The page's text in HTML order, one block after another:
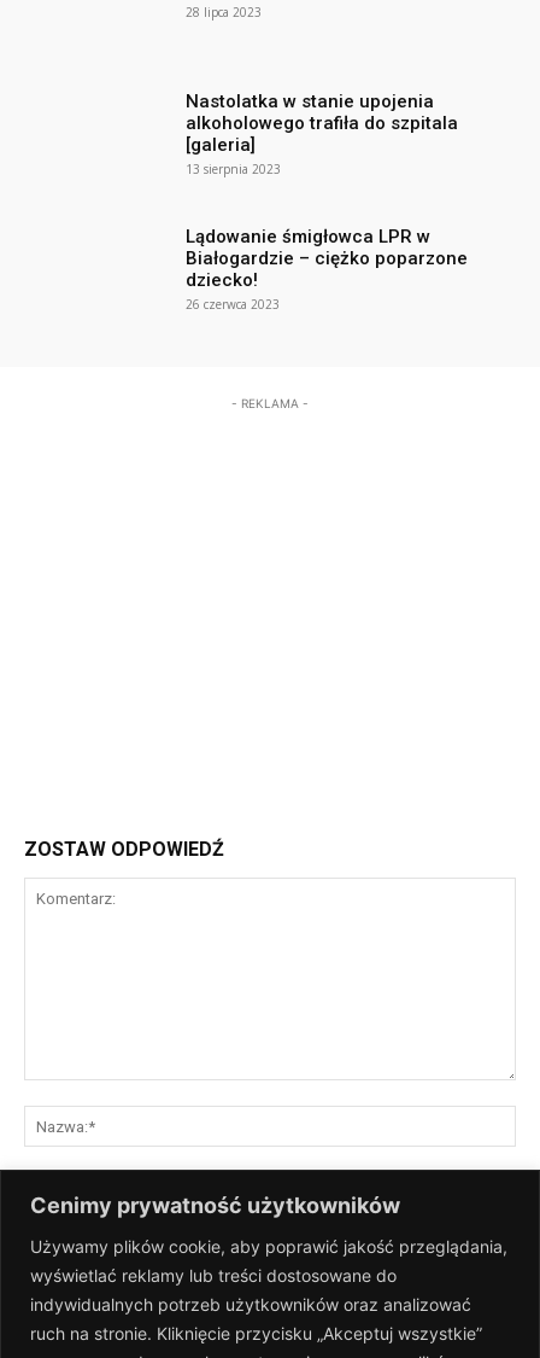
Cenimy prywatność użytkowników
Używamy plików cookie, aby poprawić jakość przeglądania,
wyświetlać reklamy lub treści dostosowane do
indywidualnych potrzeb użytkowników oraz analizować
ruch na stronie. Kliknięcie przycisku „Akceptuj wszystkie”
28 lipca 2023
Nastolatka w stanie upojenia
alkoholowego trafiła do szpitala
[galeria]
13 sierpnia 2023
Lądowanie śmigłowca LPR w
Białogardzie – ciężko poparzone
dziecko!
26 czerwca 2023
- REKLAMA -
ZOSTAW ODPOWIEDŹ
Zapisz moje nazwisko, adres e-mail i stronę internetową w tej
przeglądarce na następny raz, gdy skomentuję.